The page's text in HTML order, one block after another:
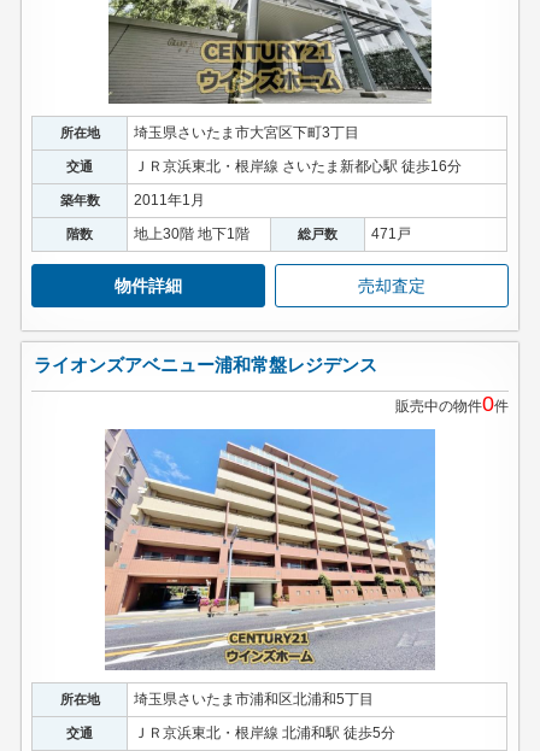
所在地 埼玉県さいたま市大宮区下町3丁目
交通 ＪＲ京浜東北・根岸線 さいたま新都心駅 徒歩16分
築年数 2011年1月
階数 地上30階 地下1階 総戸数 471戸
物件詳細 売却査定
ライオンズアベニュー浦和常盤レジデンス
販売中の物件0件
所在地 埼玉県さいたま市浦和区北浦和5丁目
交通 ＪＲ京浜東北・根岸線 北浦和駅 徒歩5分